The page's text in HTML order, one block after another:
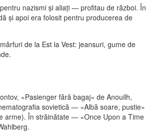
nazismi și aliați — profitau de război. În
și apoi era folosit pentru producerea de
de la Est la Vest: jeansuri, gume de
«Pasienger fără bagaj» de Anouilh,
sovietică — «Albă soare, pustie»
arme). În străinătate — «Once Upon a Time